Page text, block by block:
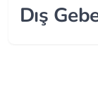
Dış